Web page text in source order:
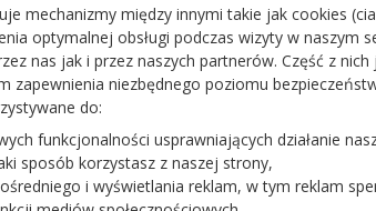
i dorosłych. U najmłodszych pojawiają się
skarżą się na nadmierną suchość skóry,
głębokie nawilżenie i regenerację. W efekcie
skóra wrażliwa wymaga delikatnego
pielęgnacji skóry nadwrażliwej, suchej i
skóra potrzebuje ratunku w postaci
naukowych.
(19)
mechanizmy między innymi takie jak cookies
optymalnej obsługi podczas wizyty w naszym
nas jak i przez naszych partnerów. Część z
zapewnienia niezbędnego poziomu
do:
funkcjonalności usprawniających działanie
sposób korzystasz z naszej strony,
i wyświetlania reklam, w tym reklam